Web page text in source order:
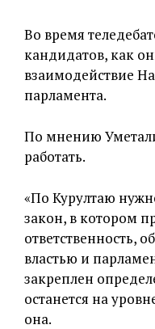
Во время
кандидатов, как
взаимодействие
парламента.
По мнению
работать.
«По Курултаю
закон, в котором
ответственность,
властью и
закреплен
останется на
она.